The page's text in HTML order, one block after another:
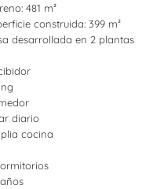
481 m²
construida: 399 m²
desarrollada en 2 plantas
diario
cocina